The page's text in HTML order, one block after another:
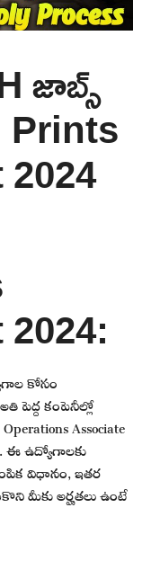
జాబ్స్
Prints
కోసం
పెద్ద కంపెనీల్లో
Associate
ఈ ఉద్యోగాలకు
విధానం, ఇతర
మీకు అర్హతలు ఉంటే